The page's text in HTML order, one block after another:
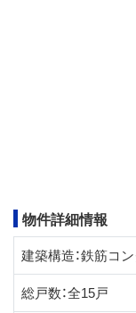
物件詳細情報
建築構造：鉄筋コ
総戸数：全15戸